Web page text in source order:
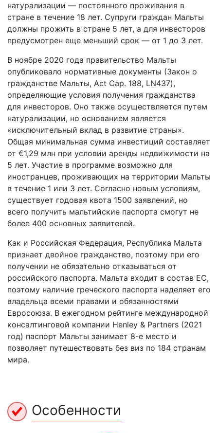
натурализации — постоянного проживания в
стране в течение 18 лет. Супруги граждан Мальты
должны прожить в стране 5 лет, а для инвесторов
предусмотрен еще меньший срок — от 1 до 3 лет.
В ноябре 2020 года правительство Мальты
опубликовало нормативные документы (Закон о
гражданстве Мальты, Act Cap. 188, LN437),
определяющие условия получения гражданства
для инвесторов. Оно также осуществляется путем
натурализации, но основанием является
«исключительный вклад в развитие страны».
Общая минимальная сумма инвестиций составляет
от €1,29 млн при условии аренды недвижимости на
5 лет. Участие в программе возможно для
иностранцев, проживающих на территории Мальты
в течение 1 или 3 лет. Согласно новым условиям,
существует годовая квота 1500 заявлений, но
всего получить мальтийские паспорта смогут не
более 400 основных заявителей.
Как и Российская Федерация, Республика Мальта
признает двойное гражданство, поэтому при его
получении не обязательно отказываться от
российского паспорта. Мальта входит в состав ЕС,
поэтому наличие греческого паспорта наделяет его
владельца всеми правами и обязанностями
Евросоюза. В ежегодном рейтинге международной
консалтинговой компании Henley & Partners (2021
год) паспорт Мальты занимает 8-е место и
позволяет путешествовать без виз по 184 странам
мира.
Особенности